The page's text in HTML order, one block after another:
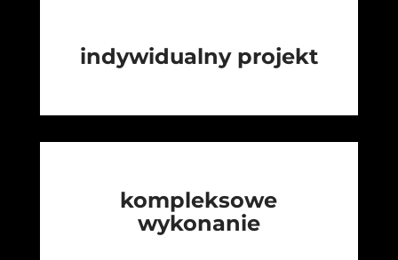
indywidualny projekt
kompleksowe
wykonanie